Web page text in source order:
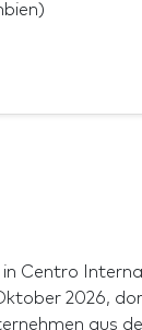
Centro
2026,
aus